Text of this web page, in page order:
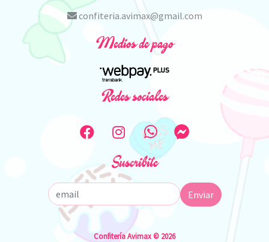
confiteria.avimax@gmail.com
Medios de pago
Redes sociales
Suscribite
Enviar
Confitería Avimax © 2026